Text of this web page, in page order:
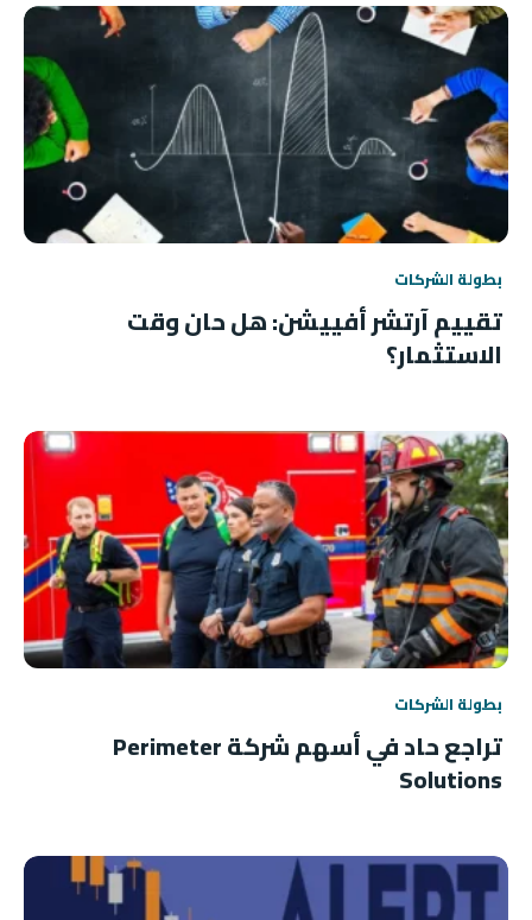
بطولة الشركات
تقييم آرتشر أفييشن: هل حان وقت
الاستثمار؟
بطولة الشركات
تراجع حاد في أسهم شركة Perimeter
Solutions